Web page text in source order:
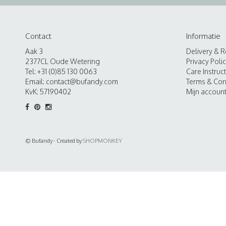
Contact
Aak 3
2377CL Oude Wetering
Tel: +31 (0)85 130 0063
Email: contact@bufandy.com
KvK: 57190402
Informatie
Delivery &
Privacy
Care
Terms &
Mijn account
© Bufandy - Created bySHOPMONKEY